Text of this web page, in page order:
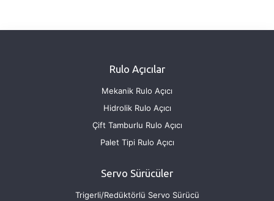
Rulo Açıcılar
Mekanik Rulo Açıcı
Hidrolik Rulo Açıcı
Çift Tamburlu Rulo Açıcı
Palet Tipi Rulo Açıcı
Servo Sürücüler
Trigerli/Redüktörlü Servo Sürücü